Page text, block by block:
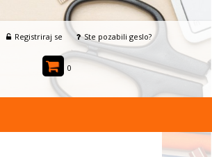
Registriraj se Ste pozabili geslo?
0